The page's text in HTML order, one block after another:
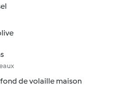
de volaille maison